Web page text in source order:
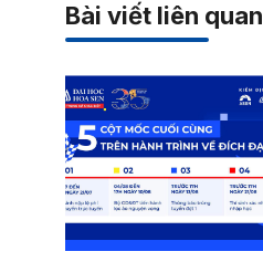
Bài viết liên quan